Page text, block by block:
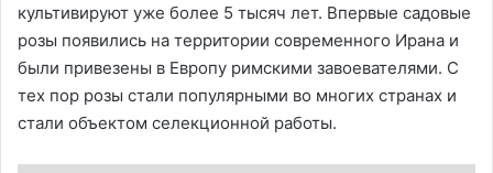
культивируют уже более 5 тысяч лет. Впервые садовые
розы появились на территории современного Ирана и
были привезены в Европу римскими завоевателями. С
тех пор розы стали популярными во многих странах и
стали объектом селекционной работы.